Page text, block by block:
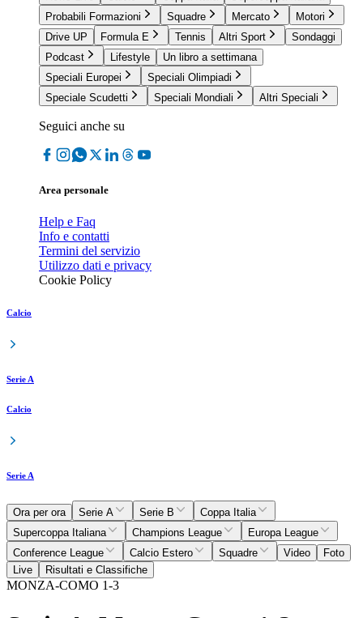
Probabili Formazioni
Squadre Mercato
Motori
Drive UP
Formula E Tennis Altri Sport
Sondaggi
Podcast
Lifestyle
Un libro a settimana
Speciali Europei
Speciali Olimpiadi
Speciale Scudetti
Speciali Mondiali Altri Speciali
Seguici anche su
Area personale
Help e Faq
Info e contatti
Termini del servizio
Utilizzo dati e privacy
Cookie Policy
Calcio
Serie A
Calcio
Serie A
Ora per ora Serie A Serie B
Coppa Italia
Supercoppa Italiana
Champions League
Europa League
Conference League
Calcio Estero Squadre Video
Foto
Live
Risultati e Classifiche
MONZA-COMO 1-3